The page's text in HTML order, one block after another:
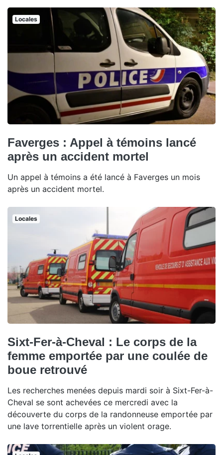
Locales
Faverges : Appel à témoins lancé
après un accident mortel
Un appel à témoins a été lancé à Faverges un mois
après un accident mortel.
Locales
Sixt-Fer-à-Cheval : Le corps de la
femme emportée par une coulée de
boue retrouvé
Les recherches menées depuis mardi soir à Sixt-Fer-à-
Cheval se sont achevées ce mercredi avec la
découverte du corps de la randonneuse emportée par
une lave torrentielle après un violent orage.